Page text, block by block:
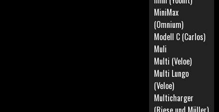
MiniMax
(Omnium)
Modell C (Carlos)
Muli
Multi (Veloe)
Multi Lungo
(Veloe)
Multicharger